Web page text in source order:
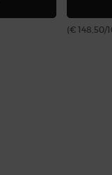
(€ 148,50/